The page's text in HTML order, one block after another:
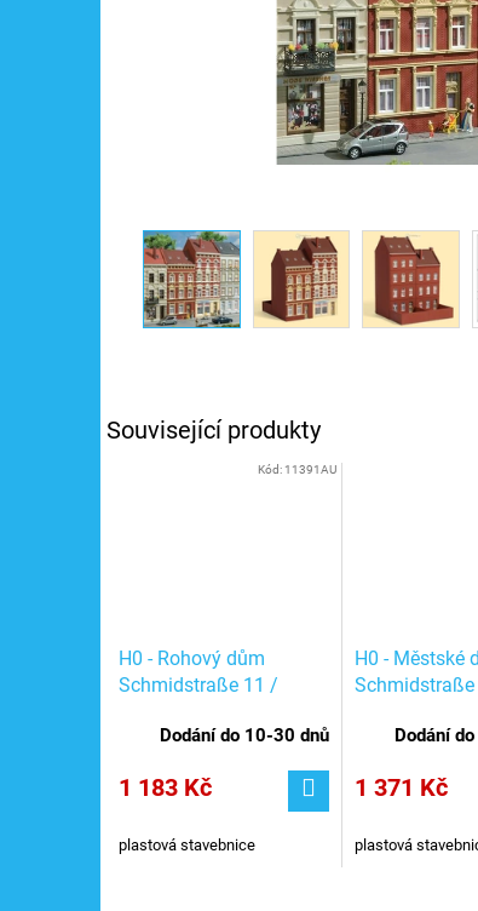
Související produkty
H0 - Rohový dům
Schmidstraße 11 /
Dodání do 10-30 dnů
1 183 Kč
plastová stavebnice
Kód: 11391AU
H0 - Městské
Dodání
1 371 Kč
plastová